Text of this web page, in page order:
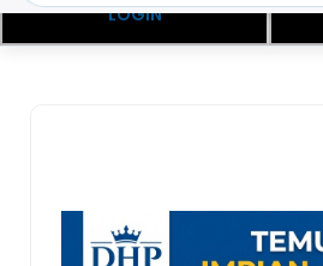
LOGIN